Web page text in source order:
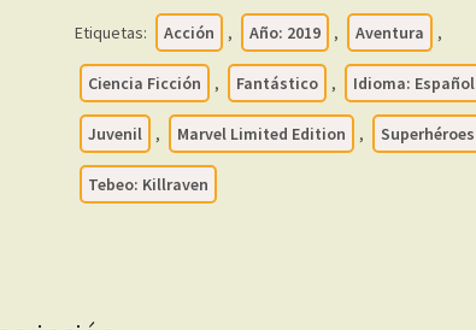
Edition
Colección
Completa
–
1
Tomo
-
Etiquetas: Acción , Año: 2019 , Aventura ,
Ciencia Ficción , Fantástico , Idioma: Español
Juvenil , Marvel Limited Edition , Superhéroes
Tebeo: Killraven